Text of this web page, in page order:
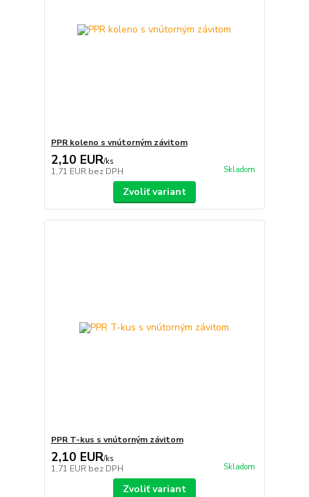
PPR koleno s vnútorným závitom
2,10 EUR/ks
1,71 EUR bez DPH Skladom
Zvoliť variant
PPR T-kus s vnútorným závitom
2,10 EUR/ks
1,71 EUR bez DPH Skladom
Zvoliť variant